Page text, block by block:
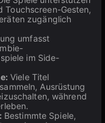
Touchscreen-Gesten,
zugänglich
umfasst
im Side-
Viele Titel
Ausrüstung
während
Bestimmte Spiele,